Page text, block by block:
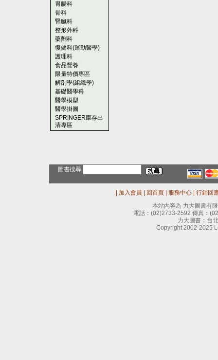
胃腸科
骨科
腎臟科
整形外科
藥劑科
復健科(運動醫學)
護理科
食品營養
限量特價專區
解剖學(組織學)
基礎醫學科
醫學模型
醫學掛圖
SPRINGER庫存出
清專區
圖書搜尋
加入會員 回首頁 服務中心
行銷回
本站內容為 力大圖書有
電話： (02)2733-2592 傳真：
力大圖書：台
Copyright 2002-2025